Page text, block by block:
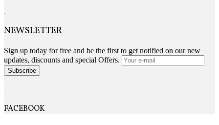
NEWSLETTER
Sign up today for free and be the first to get notified on our new
updates, discounts and special Offers.
Subscribe
FACEBOOK